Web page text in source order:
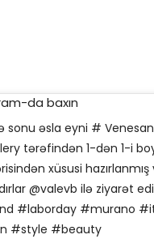
da baxın
sonu əsla eyni #
tərəfindən 1-dən 1-i
xüsusi
@valevb ilə ziyarət
#laborday #murano
#style #beauty